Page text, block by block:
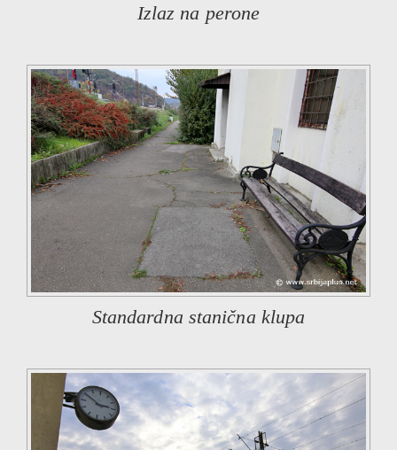
Izlaz na perone
Standardna stanična klupa